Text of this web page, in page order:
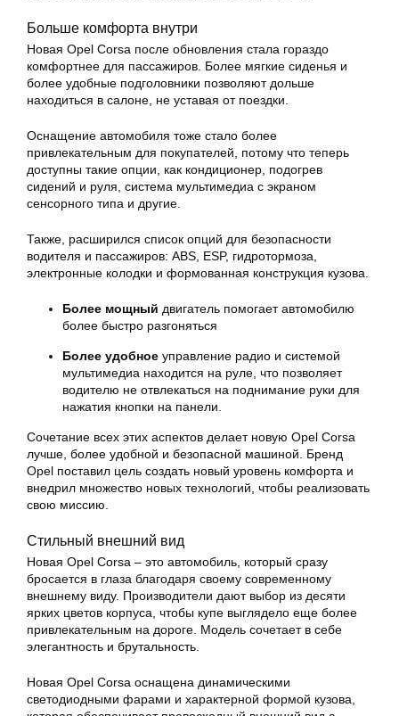
Больше комфорта внутри
Новая Opel Corsa после обновления стала гораздо
комфортнее для пассажиров. Более мягкие сиденья и
более удобные подголовники позволяют дольше
находиться в салоне, не уставая от поездки.
Оснащение автомобиля тоже стало более
привлекательным для покупателей, потому что теперь
доступны такие опции, как кондиционер, подогрев
сидений и руля, система мультимедиа с экраном
сенсорного типа и другие.
Также, расширился список опций для безопасности
водителя и пассажиров: ABS, ESP, гидротормоза,
электронные колодки и формованная конструкция кузова.
Более мощный двигатель помогает автомобилю
более быстро разгоняться
Более удобное управление радио и системой
мультимедиа находится на руле, что позволяет
водителю не отвлекаться на поднимание руки для
нажатия кнопки на панели.
Сочетание всех этих аспектов делает новую Opel Corsa
лучше, более удобной и безопасной машиной. Бренд
Opel поставил цель создать новый уровень комфорта и
внедрил множество новых технологий, чтобы реализовать
свою миссию.
Стильный внешний вид
Новая Opel Corsa – это автомобиль, который сразу
бросается в глаза благодаря своему современному
внешнему виду. Производители дают выбор из десяти
ярких цветов корпуса, чтобы купе выглядело еще более
привлекательным на дороге. Модель сочетает в себе
элегантность и брутальность.
Новая Opel Corsa оснащена динамическими
светодиодными фарами и характерной формой кузова,